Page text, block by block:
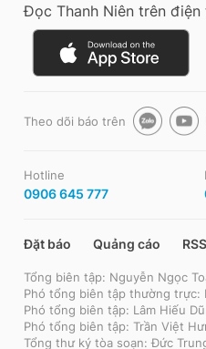
Đọc Thanh Niên trên điện
Theo dõi báo trên
Hotline
0906 645 777
Đặt báo Quảng cáo RSS
Tổng biên tập: Nguyễn Ngọc
Phó tổng biên tập thường trực:
Phó tổng biên tập: Lâm Hiếu
Phó tổng biên tập: Trần Việt
Tổng thư ký tòa soạn: Đức